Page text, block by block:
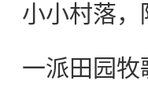
小小村落，
一派田园牧